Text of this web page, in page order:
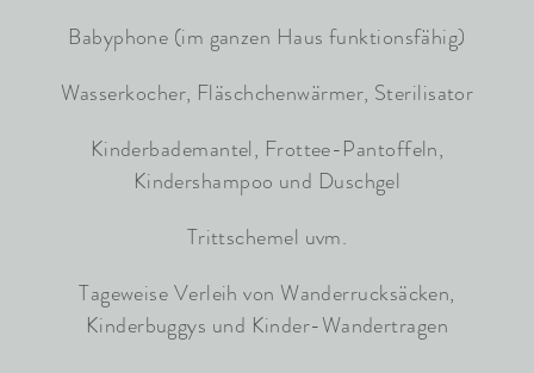
Babyphone (im ganzen Haus funktionsfähig)
Wasserkocher, Fläschchenwärmer, Sterilisator
Kinderbademantel, Frottee-Pantoffeln,
Kindershampoo und Duschgel
Trittschemel uvm.
Tageweise Verleih von Wanderrucksäcken,
Kinderbuggys und Kinder-Wandertragen